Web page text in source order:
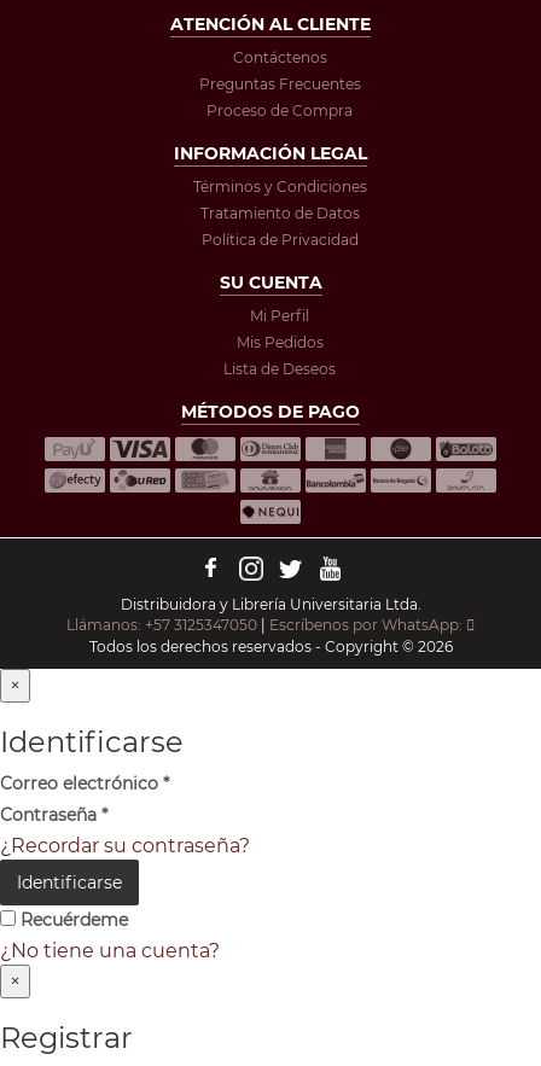
ATENCIÓN AL CLIENTE
Contáctenos
Preguntas Frecuentes
Proceso de Compra
INFORMACIÓN LEGAL
Términos y Condiciones
Tratamiento de Datos
Política de Privacidad
SU CUENTA
Mi Perfil
Mis Pedidos
Lista de Deseos
MÉTODOS DE PAGO
Distribuidora y Librería Universitaria Ltda.
Llámanos: +57 3125347050 | Escríbenos por WhatsApp:
Todos los derechos reservados - Copyright © 2026
×
Identificarse
Correo electrónico *
Contraseña *
¿Recordar su contraseña?
Identificarse
Recuérdeme
¿No tiene una cuenta?
×
Registrar